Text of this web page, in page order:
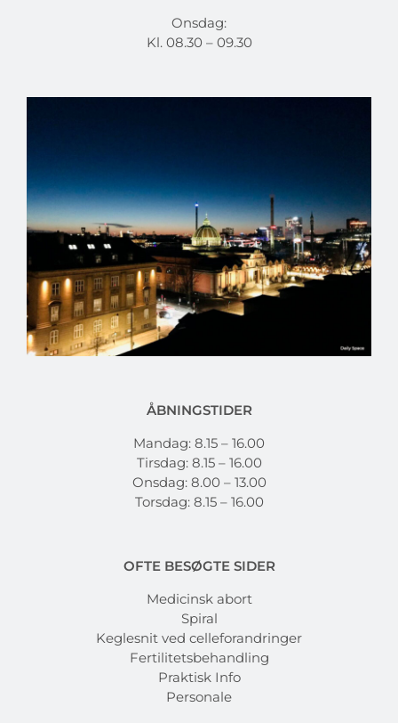
Onsdag:
Kl. 08.30 – 09.30
ÅBNINGSTIDER
Mandag: 8.15 – 16.00
Tirsdag: 8.15 – 16.00
Onsdag: 8.00 – 13.00
Torsdag: 8.15 – 16.00
OFTE BESØGTE SIDER
Medicinsk abort
Spiral
Keglesnit ved celleforandringer
Fertilitetsbehandling
Praktisk Info
Personale